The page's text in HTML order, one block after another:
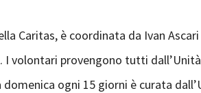
Caritas, è coordinata da Ivan
volontari provengono tutti
ogni 15 giorni è curata